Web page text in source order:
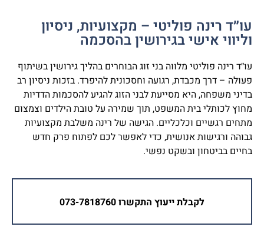
עו״ד רינה פוליטי – מקצועיות, ניסיון
וליווי אישי בגירושין בהסכמה
עו״ד רינה פוליטי מלווה בני זוג הבוחרים בהליך גירושין בשיתוף
פעולה – דרך מכבדת, רגועה וחסכונית להיפרד. בזכות ניסיון רב
בדיני משפחה, היא מסייעת לבני הזוג להגיע להסכמות הדדיות
מחוץ לכותלי בית המשפט, תוך שמירה על טובת הילדים וצמצום
מתחים רגשיים וכלכליים. הגישה של רינה משלבת מקצועיות
גבוהה ורגישות אנושית, כדי לאפשר לכם לפתוח פרק חדש
בחיים בביטחון ובשקט נפשי.
לקבלת ייעוץ התקשרו 073-7818760